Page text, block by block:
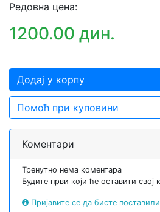
Редовна цена:
1200.00 дин.
Додај у корпу
Помоћ при куповини
Коментари
Тренутно нема коментара
Будите први који ће оставити свој
Пријавите се да бисте